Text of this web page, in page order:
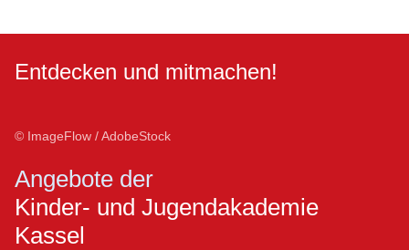
Entdecken und mitmachen!
© ImageFlow / AdobeStock
Angebote der
Kinder- und Jugendakademie
Kassel